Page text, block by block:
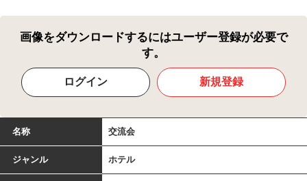
画像をダウンロードするにはユーザー登録が必要で
す。
ログイン 新規登録
名称 交流会
ジャンル ホテル